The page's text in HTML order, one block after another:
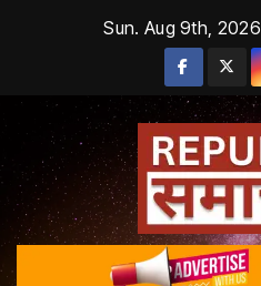
Sun. Aug 9th, 2026